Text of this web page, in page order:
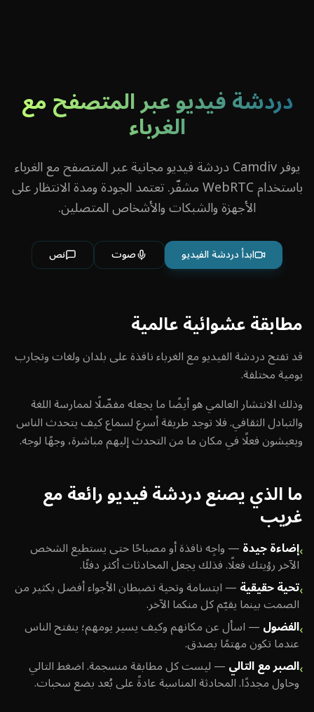
دردشة فيديو عبر المتصفح مع
الغرباء
يوفر Camdiv دردشة فيديو مجانية عبر المتصفح مع الغرباء
باستخدام WebRTC مشفّر. تعتمد الجودة ومدة الانتظار على
الأجهزة والشبكات والأشخاص المتصلين.
ابدأ دردشة الفيديو صوت نص
مطابقة عشوائية عالمية
قد تفتح دردشة الفيديو مع الغرباء نافذة على بلدان ولغات وتجارب
يومية مختلفة.
وذلك الانتشار العالمي هو أيضًا ما يجعله مفضّلًا لممارسة اللغة
والتبادل الثقافي. فلا توجد طريقة أسرع لسماع كيف يتحدث الناس
ويعيشون فعلًا في مكان ما من التحدث إليهم مباشرة، وجهًا لوجه.
ما الذي يصنع دردشة فيديو رائعة مع
غريب
›إضاءة جيدة—واجِه نافذة أو مصباحًا حتى يستطيع الشخص
الآخر رؤيتك فعلًا. فذلك يجعل المحادثات أكثر دفئًا.
›تحية حقيقية—ابتسامة وتحية تضبطان الأجواء أفضل بكثير من
الصمت بينما يقيّم كل منكما الآخر.
›الفضول—اسأل عن مكانهم وكيف يسير يومهم؛ ينفتح الناس
عندما تكون مهتمًا بصدق.
›الصبر مع التالي—ليست كل مطابقة منسجمة. اضغط التالي
وحاول مجددًا. المحادثة المناسبة عادةً على بُعد بضع سحبات.